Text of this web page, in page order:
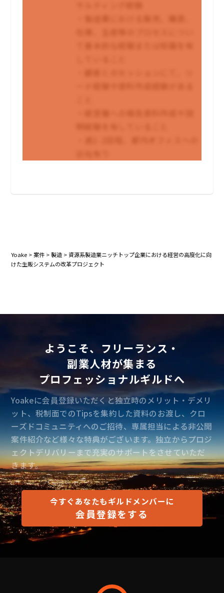
Yoake >案件 >製造 >資源系製造業ニッチトップ企業における経営の高度化に向
けた生販システムの改革プロジェクト
ようこそ、フリーランス・
副業人材が集まる
プロフェッショナルギルドへ
Yoakeに会員登録いただくと独立時のメリット・デメリ
ット、税制面でのTipsを集約した資料のお渡し、クロ
ーズドコミュニティへのご招待、専属担当による非公開
案件紹介など様々な特典がございます。独立からプロジ
ェクトデリバリーまで充実のサポートをさせていただ
きます。
今すぐあなたもギルドメンバーに
会員登録をする